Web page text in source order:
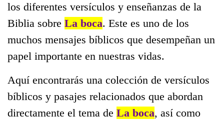
los diferentes versículos y enseñanzas de la
Biblia sobre La boca. Este es uno de los
muchos mensajes bíblicos que desempeñan un
papel importante en nuestras vidas.
Aquí encontrarás una colección de versículos
bíblicos y pasajes relacionados que abordan
directamente el tema de La boca, así como